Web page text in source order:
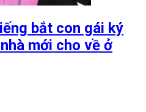
bắt con gái ký
mới cho về ở